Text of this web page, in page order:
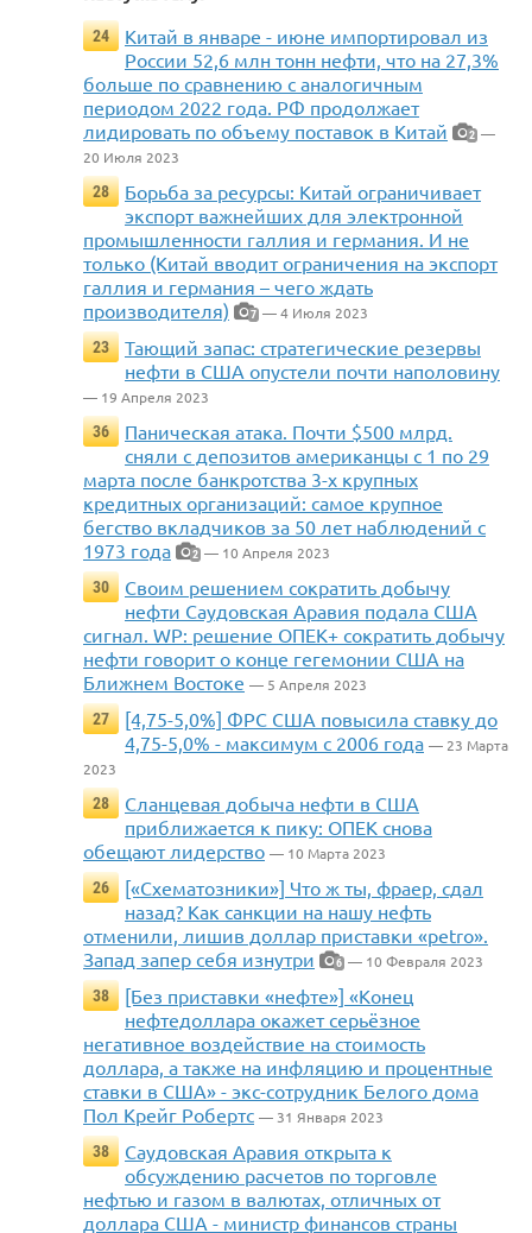
24
Китай в январе - июне импортировал из
России 52,6 млн тонн нефти, что на 27,3%
больше по сравнению с аналогичным
периодом 2022 года. РФ продолжает
лидировать по объему поставок в Китай
2 —
20 Июля 2023
28
Борьба за ресурсы: Китай ограничивает
экспорт важнейших для электронной
промышленности галлия и германия. И не
только (Китай вводит ограничения на экспорт
галлия и германия – чего ждать
производителя)
7 — 4 Июля 2023
23
Тающий запас: стратегические резервы
нефти в США опустели почти наполовину
— 19 Апреля 2023
36
Паническая атака. Почти $500 млрд.
сняли с депозитов американцы с 1 по 29
марта после банкротства 3-х крупных
кредитных организаций: самое крупное
бегство вкладчиков за 50 лет наблюдений с
1973 года
2 — 10 Апреля 2023
30
Своим решением сократить добычу
нефти Саудовская Аравия подала США
сигнал. WP: решение ОПЕК+ сократить добычу
нефти говорит о конце гегемонии США на
Ближнем Востоке — 5 Апреля 2023
27
[4,75-5,0%] ФРС США повысила ставку до
4,75-5,0% - максимум с 2006 года — 23 Марта
2023
28
Сланцевая добыча нефти в США
приближается к пику: ОПЕК снова
обещают лидерство — 10 Марта 2023
26
[«Схематозники»] Что ж ты, фраер, сдал
назад? Как санкции на нашу нефть
отменили, лишив доллар приставки «petro».
Запад запер себя изнутри
6 — 10 Февраля 2023
38
[Без приставки «нефте»] «Конец
нефтедоллара окажет серьёзное
негативное воздействие на стоимость
доллара, а также на инфляцию и процентные
ставки в США» - экс-сотрудник Белого дома
Пол Крейг Робертс — 31 Января 2023
38
Саудовская Аравия открыта к
обсуждению расчетов по торговле
нефтью и газом в валютах, отличных от
доллара США - министр финансов страны